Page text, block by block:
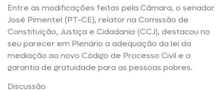
Entre as modificações feitas pela Câmara, o senador
José Pimentel (PT-CE), relator na Comissão de
Constituição, Justiça e Cidadania (CCJ), destacou no
seu parecer em Plenário a adequação da lei da
mediação ao novo Código de Processo Civil e a
garantia de gratuidade para as pessoas pobres.
Discussão